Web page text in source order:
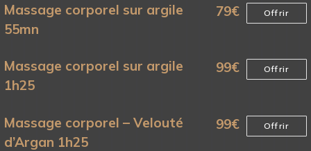
Massage corporel sur argile
55mn
79€ Offrir
Massage corporel sur argile
1h25
99€ Offrir
Massage corporel – Velouté
d’Argan 1h25
99€ Offrir